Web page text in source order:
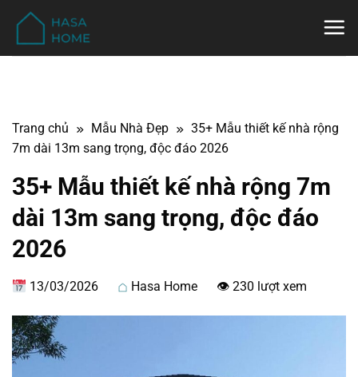
qua
nội
Trang chủ Mẫu Nhà Đẹp
35+ Mẫu thiết kế nhà rộng
7m dài 13m sang trọng, độc đáo 2026
35+ Mẫu thiết kế nhà rộng 7m
dài 13m sang trọng, độc đáo
2026
13/03/2026 Hasa Home 👁 230 lượt xem